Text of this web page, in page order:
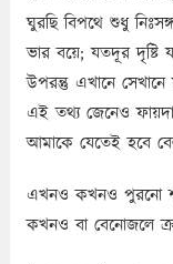
ঘুরছি বিপথে শুধু
ভার বয়ে; যতদূর দৃষ্টি
উপরন্তু এখানে
এই তথ্য জেনেও
আমাকে যেতেই হবে
এখনও কখনও পুরনো
কখনও বা বেনোজলে